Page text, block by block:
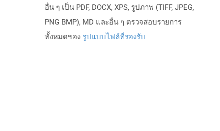
อื่น ๆ เป็น PDF, DOCX, XPS, รูปภาพ (TIFF, JPEG,
PNG BMP), MD และอื่น ๆ ตรวจสอบรายการ
ทั้งหมดของ รูปแบบไฟล์ที่รองรับ